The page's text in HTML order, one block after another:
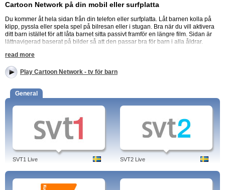
Cartoon Network på din mobil eller surfplatta
Du kommer åt hela sidan från din telefon eller surfplatta. Låt barnen kolla på
klipp, pyssla eller spela spel på bilresan eller i stugan. Bra när du vill aktivera
ditt barn istället för att låta barnet sitta passivt framför en längre film. Sidan är
lättnavigerad baserat på bilder så att den passar bra för barn i alla åldrar.
Tv- kanalen Cartoon Network
Barnkanalen är ägd av Time Warner och det är på grund av detta som de har
rättigheterna till klassiska serier som Batman, Scooby doo och Rosa Pantern.
barnkanaler. Barnprogram från Cartoon Network i din mobil.
Kanalen är mycket populär bland ungdomar. Bli först med att se vad som
händer härnäst i dina favoritserier med gratis videoklipp på nätet från alla
Programmen: Hot Wheels, Ninjago, Star Wars, ed, edd eddy, REX, Ben
Omniverse, Scooby Doo, Leone.
Tags: cartoon network, play, game, wiki, serier, cartoon network/hobbit, ben 10,
spel, cartoon network games, program, arabic, tablå, shows, china, film,
cartoon network, sverige, svenska.
read more
Play Cartoon Network - tv för barn
General
SVT1 Live SVT2 Live